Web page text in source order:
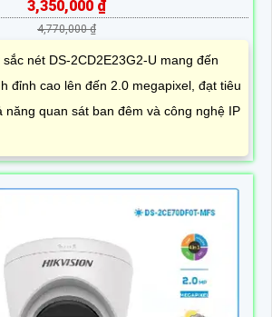
3,350,000 ₫
4,770,000 ₫
nét DS-2CD2E23G2-U mang đến
đỉnh cao lên đến 2.0 megapixel, đạt tiêu
năng quan sát ban đêm và công nghệ IP